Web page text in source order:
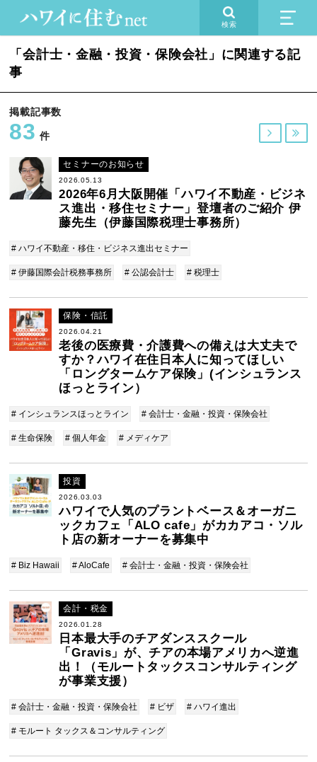
検索
「会計士・金融・投資・保険会社」に関連する記
事
掲載記事数
83 件  
セミナーのお知らせ
2026.05.13
2026年6月大阪開催「ハワイ不動産・ビジネ
ス進出・移住セミナー」登壇者のご紹介 伊
藤先生（伊藤国際税理士事務所）
# ハワイ不動産・移住・ビジネス進出セミナー
# 伊藤国際会計税務事務所 # 公認会計士 # 税理士
保険・信託
2026.04.21
老後の医療費・介護費への備えは大丈夫で
すか？ハワイ在住日本人に知ってほしい
「ロングタームケア保険」(インシュランス
ほっとライン）
# インシュランスほっとライン # 会計士・金融・投資・保険会社
# 生命保険 # 個人年金 # メディケア
投資
2026.03.03
ハワイで人気のプラントベース＆オーガニ
ックカフェ「ALO cafe」がカカアコ・ソル
ト店の新オーナーを募集中
# Biz Hawaii # AloCafe # 会計士・金融・投資・保険会社
会計・税金
2026.01.28
日本最大手のチアダンススクール
「Gravis」が、チアの本場アメリカへ逆進
出！（モルートタックスコンサルティング
が事業支援）
# 会計士・金融・投資・保険会社 # ビザ # ハワイ進出
# モルート タックス＆コンサルティング